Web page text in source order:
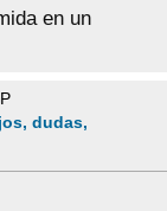
en un
dudas,